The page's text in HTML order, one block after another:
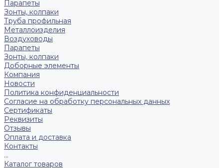
Парапеты
Зонты, колпаки
Труба профильная
Металлоизделия
Воздуховоды
Парапеты
Зонты, колпаки
Доборные элементы
Компания
Новости
Политика конфиденциальности
Согласие на обработку персональных данных
Сертификаты
Реквизиты
Отзывы
Оплата и доставка
Контакты
...
Каталог товаров